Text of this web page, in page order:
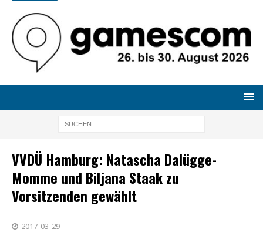
VVDÜ Hamburg: Natascha Dalügge-
Momme und Biljana Staak zu
Vorsitzenden gewählt
2017-03-29